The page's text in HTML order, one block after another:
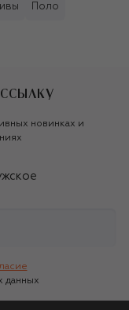
Поло
новинках и
данных